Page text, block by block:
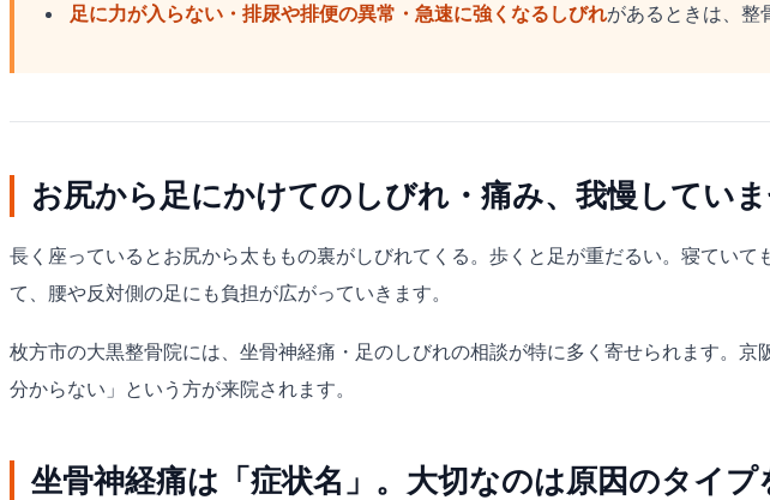
足に力が入らない・排尿や排便の異常・急速に強くなるしびれがあるときは、整
お尻から足にかけてのしびれ・痛み、我慢してい
長く座っているとお尻から太ももの裏がしびれてくる。歩くと足が重だるい。寝てい
て、腰や反対側の足にも負担が広がっていきます。
枚方市の大黒整骨院には、坐骨神経痛・足のしびれの相談が特に多く寄せられます。
分からない」という方が来院されます。
坐骨神経痛は「症状名」。大切なのは原因のタイ